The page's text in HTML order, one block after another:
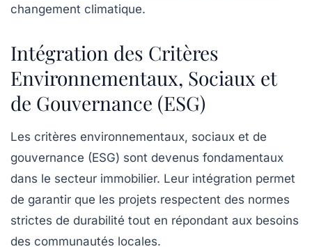
changement climatique.
Intégration des Critères
Environnementaux, Sociaux et
de Gouvernance (ESG)
Les critères environnementaux, sociaux et de
gouvernance (ESG) sont devenus fondamentaux
dans le secteur immobilier. Leur intégration permet
de garantir que les projets respectent des normes
strictes de durabilité tout en répondant aux besoins
des communautés locales.